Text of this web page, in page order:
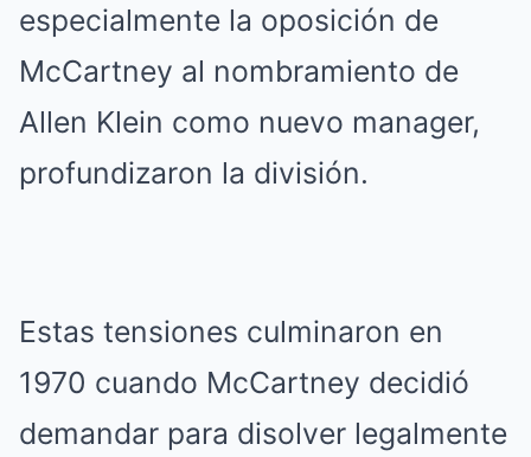
especialmente la oposición de
McCartney al nombramiento de
Allen Klein como nuevo manager,
profundizaron la división.
Estas tensiones culminaron en
1970 cuando McCartney decidió
demandar para disolver legalmente